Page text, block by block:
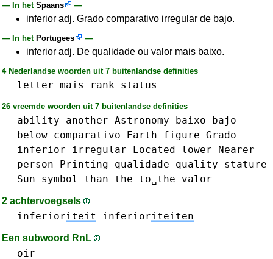
— In het Spaans —
inferior adj. Grado comparativo irregular de bajo.
— In het Portugees —
inferior adj. De qualidade ou valor mais baixo.
4 Nederlandse woorden uit 7 buitenlandse definities
letter mais rank status
26 vreemde woorden uit 7 buitenlandse definities
ability another Astronomy baixo
bajo
below comparativo Earth figure Grado
inferior
irregular Located lower
Nearer
person
Printing qualidade quality
stature
Sun
symbol than the to␣the valor
2 achtervoegsels
inferioriteit inferioriteiten
Een subwoord RnL
oir